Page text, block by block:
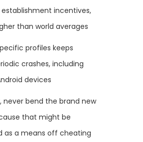
incentives,
than world averages
profiles keeps
crashes, including
devices
never bend the brand new
that might be
as a means off cheating